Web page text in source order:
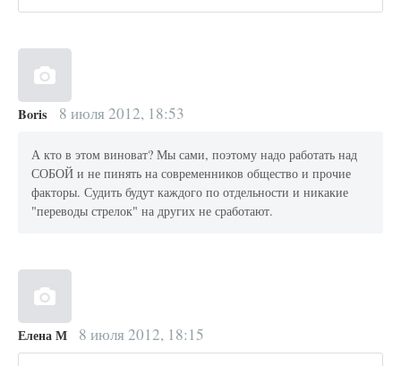
Boris 8 июля 2012, 18:53
А кто в этом виноват? Мы сами, поэтому надо работать над
СОБОЙ и не пинять на современников общество и прочие
факторы. Судить будут каждого по отдельности и никакие
"переводы стрелок" на других не сработают.
Елена М 8 июля 2012, 18:15